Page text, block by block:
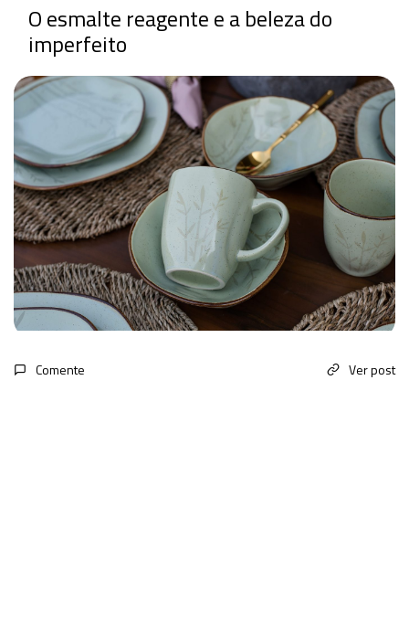
O esmalte reagente e a beleza do
imperfeito
Comente Ver post